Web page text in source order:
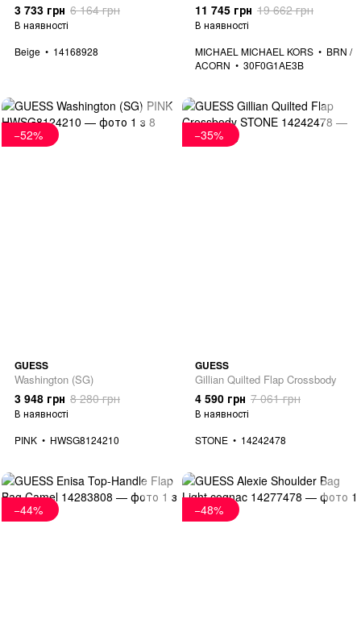
3 733 грн 6 164 грн
В наявності
Beige
14168928
11 745 грн 19 662 грн
В наявності
MICHAEL MICHAEL KORS
BRN /
ACORN
30F0G1AE3B
−52%
GUESS
Washington (SG)
3 948 грн 8 280 грн
В наявності
PINK
HWSG8124210
−35%
GUESS
Gillian Quilted Flap Crossbody
4 590 грн 7 061 грн
В наявності
STONE
14242478
−44% −48%